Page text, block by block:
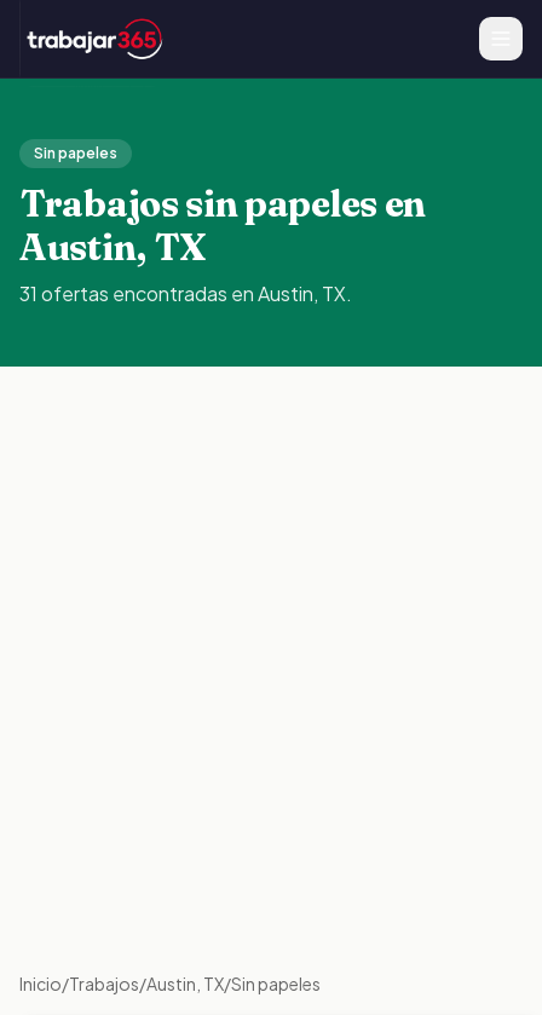
Sin papeles
Trabajos sin papeles en
Austin, TX
31 ofertas encontradas enAustin, TX.
Inicio/Trabajos/Austin, TX/Sin papeles